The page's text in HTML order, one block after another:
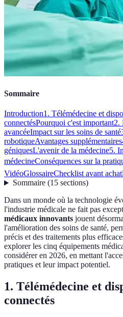
Sommaire
Introduction1. Télémédecine et
connectésPourquoi c'est important2.
avancéeImpact sur les soins de santé
robotiqueAvantages supplémentaires
géniquesL'avenir de la médecine5.
médecineConséquences sur la
VidéoGlossaireChecklist avant achat
Sommaire(15 sections)
Dans un monde où la technologie
l'industrie médicale ne fait pas
médicaux innovants jouent
l'amélioration des soins de santé,
précis et des traitements plus
explorer les cinq équipements
considérer en 2026, en mettant
pratiques et leur impact potentiel.
1. Télémédecine et
connectés